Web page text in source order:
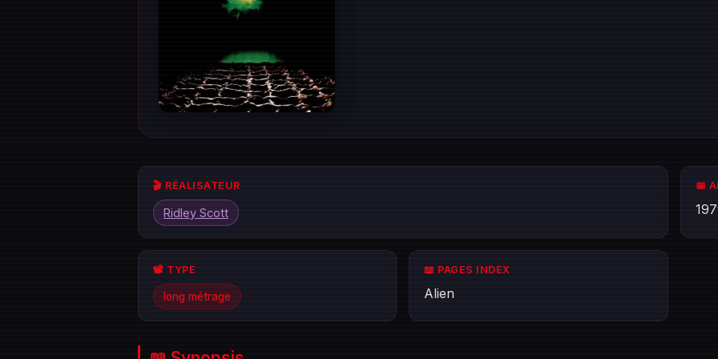
🎬 RÉALISATEUR
Ridley Scott
📅
📽️ TYPE
long métrage
📖 PAGES INDEX
Alien